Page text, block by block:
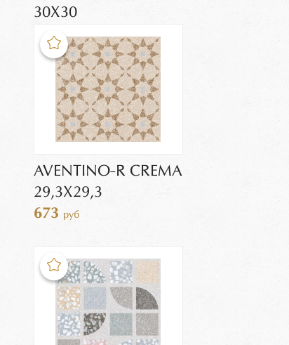
30X30
AVENTINO-R CREMA
29,3X29,3
673 руб